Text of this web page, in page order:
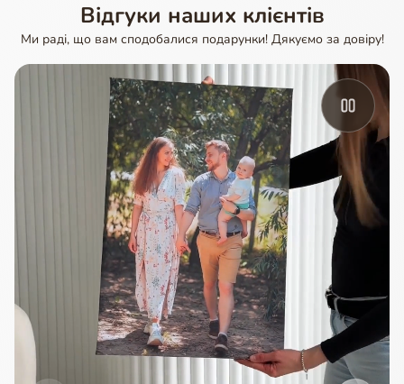
Відгуки наших клієнтів
Ми раді, що вам сподобалися подарунки! Дякуємо за довіру!